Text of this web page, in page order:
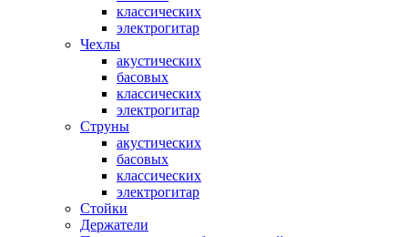
классических
электрогитар
Чехлы
акустических
басовых
классических
электрогитар
Струны
акустических
басовых
классических
электрогитар
Стойки
Держатели